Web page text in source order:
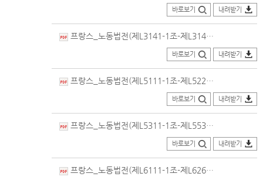
바로보기 내려받기
프랑스_노동법전(제L3141-1조-제L3142-27조)_번역본(2020.01.01.개정).pdf
바로보기 내려받기
프랑스_노동법전(제L5111-1조-제L5224-4조)_번역본(2024.04.01.개정).pdf
바로보기 내려받기
프랑스_노동법전(제L5311-1조-제L5531-1조)_번역본(2024.04.01.개정).pdf
바로보기 내려받기
프랑스_노동법전(제L6111-1조-제L6261-2조)_번역본(2024.04.01.개정).pdf